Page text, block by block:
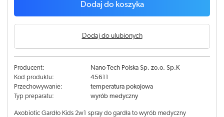
Dodaj do koszyka
Dodaj do ulubionych
Producent:
Nano-Tech Polska Sp. zo.o. Sp.K
Kod produktu:
45611
Przechowywanie:
temperatura pokojowa
Typ preparatu:
wyrób medyczny
Axobiotic Gardło Kids 2w1 spray do gardła to wyrób medyczny